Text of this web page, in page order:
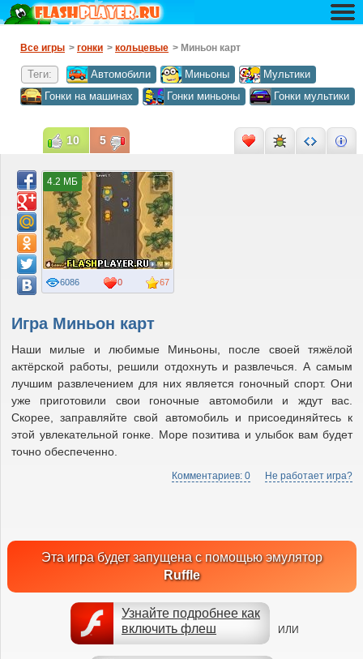
Все игры > гонки > кольцевые > Миньон карт
Теги: Автомобили Миньоны
Мультики
Гонки на машинах
Гонки миньоны Гонки мультики
Игра Миньон карт
Наши милые и любимые Миньоны, после своей тяжёлой
актёрской работы, решили отдохнуть и развлечься. А самым
лучшим развлечением для них является гоночный спорт. Они
уже приготовили свои гоночные автомобили и ждут вас.
Скорее, заправляйте свой автомобиль и присоединяйтесь к
этой увлекательной гонке. Море позитива и улыбок вам будет
точно обеспеченно.
Комментариев: 0 Не работает игра?
Эта игра будет запущена с помощью эмулятор
Ruffle
Узнайте подробнее как
включить флеш
ИЛИ
67
6086 0
4.2 МБ
10 5